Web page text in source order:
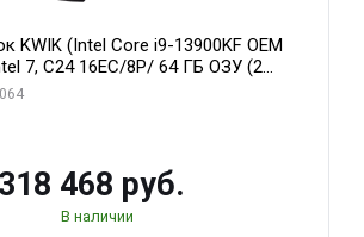
KWIK (Intel Core i9-13900KF OEM
7, C24 16EC/8P/ 64 ГБ ОЗУ (2
PROART OC 16GB GDDR7
318 468 руб.
В наличии